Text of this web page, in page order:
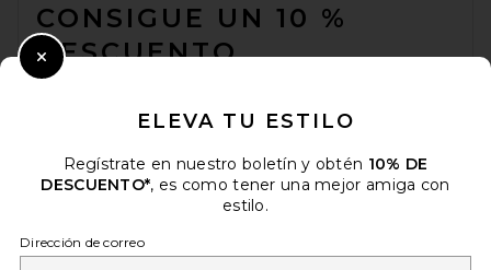
CONSIGUE UN 10 %
DESCUENTO
electrónico. Puede retirarse en cualquier momento.
Email Address
ELEVA TU ESTILO
Regístrate en nuestro boletín y obtén 10% DE
DESCUENTO*, es como tener una mejor amiga con
estilo.
Dirección de correo
Close Modal